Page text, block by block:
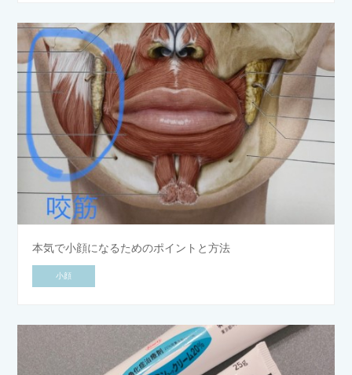
本気で小顔になるためのポイントと方法
小顔